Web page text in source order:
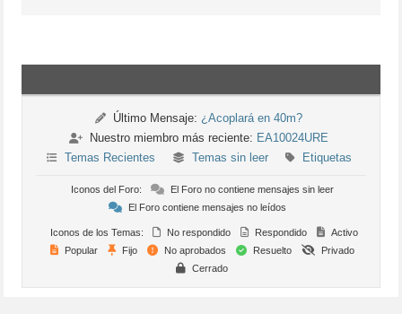
Último Mensaje: ¿Acoplará en 40m?
Nuestro miembro más reciente: EA10024URE
Temas Recientes
Temas sin leer Etiquetas
Iconos del Foro:
El Foro no contiene mensajes sin leer
El Foro contiene mensajes no leídos
Iconos de los Temas: No respondido Respondido
Activo
Popular
Fijo No aprobados Resuelto
Privado
Cerrado